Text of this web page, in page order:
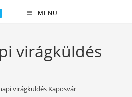
MENU
virágküldés
virágküldés Kaposvár